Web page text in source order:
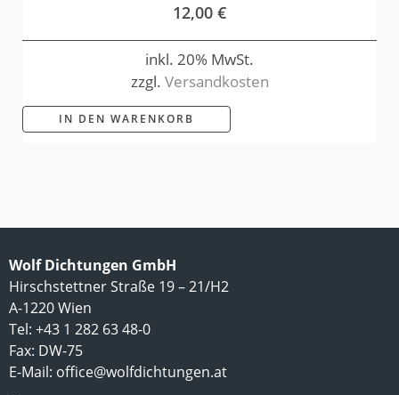
12,00 €
inkl. 20% MwSt.
zzgl. Versandkosten
IN DEN WARENKORB
Wolf Dichtungen GmbH
Hirschstettner Straße 19 – 21/H2
A-1220 Wien
Tel: +43 1 282 63 48-0
Fax: DW-75
E-Mail: office@wolfdichtungen.at